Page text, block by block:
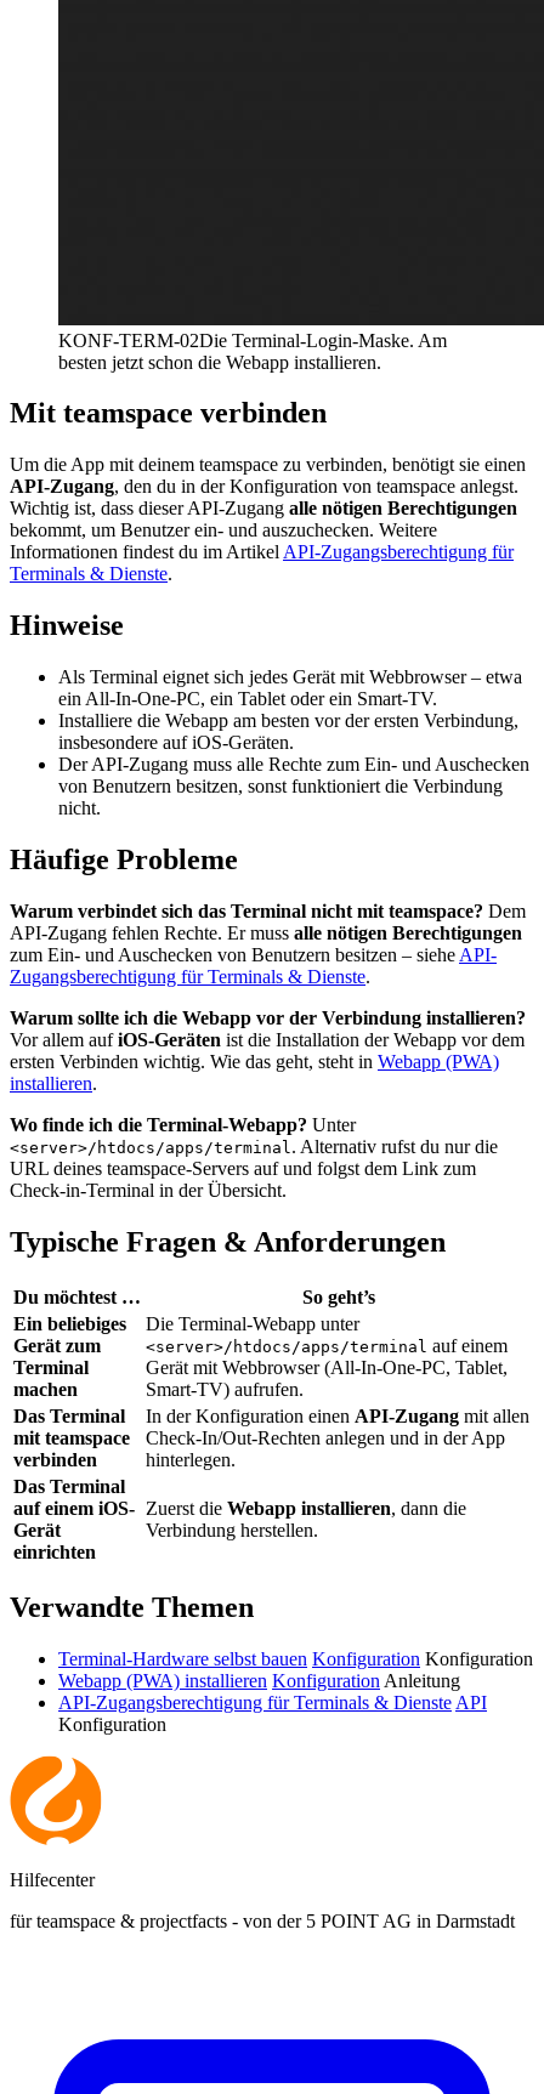
KONF-TERM-02Die Terminal-Login-Maske. Am
besten jetzt schon die Webapp installieren.
Mit teamspace verbinden
Um die App mit deinem teamspace zu verbinden, benötigt sie einen
API-Zugang, den du in der Konfiguration von teamspace anlegst.
Wichtig ist, dass dieser API-Zugang alle nötigen Berechtigungen
bekommt, um Benutzer ein- und auszuchecken. Weitere
Informationen findest du im Artikel API-Zugangsberechtigung für
Terminals & Dienste.
Hinweise
Als Terminal eignet sich jedes Gerät mit Webbrowser – etwa
ein All-In-One-PC, ein Tablet oder ein Smart-TV.
Installiere die Webapp am besten vor der ersten Verbindung,
insbesondere auf iOS-Geräten.
Der API-Zugang muss alle Rechte zum Ein- und Auschecken
von Benutzern besitzen, sonst funktioniert die Verbindung
nicht.
Häufige Probleme
Warum verbindet sich das Terminal nicht mit teamspace? Dem
API-Zugang fehlen Rechte. Er muss alle nötigen Berechtigungen
zum Ein- und Auschecken von Benutzern besitzen – siehe API-
Zugangsberechtigung für Terminals & Dienste.
Warum sollte ich die Webapp vor der Verbindung installieren?
Vor allem aufiOS-Geräten ist die Installation der Webapp vor dem
ersten Verbinden wichtig. Wie das geht, steht in Webapp (PWA)
installieren.
Wo finde ich die Terminal-Webapp? Unter
<server>/htdocs/apps/terminal . Alternativ rufst du nur die
URL deines teamspace-Servers auf und folgst dem Link zum
Check-in-Terminal in der Übersicht.
Typische Fragen & Anforderungen
Du möchtest …
So geht’s
Ein beliebiges
Gerät zum
Terminal
machen
Die Terminal-Webapp unter
<server>/htdocs/apps/terminal auf einem
Gerät mit Webbrowser (All-In-One-PC, Tablet,
Smart-TV) aufrufen.
Das Terminal
mit teamspace
verbinden
In der Konfiguration einen API-Zugang mit allen
Check-In/Out-Rechten anlegen und in der App
hinterlegen.
Das Terminal
auf einem iOS-
Gerät
einrichten
Zuerst die Webapp installieren, dann die
Verbindung herstellen.
Verwandte Themen
Terminal-Hardware selbst bauen Konfiguration Konfiguration
Webapp (PWA) installieren Konfiguration Anleitung
API-Zugangsberechtigung für Terminals & Dienste API
Konfiguration
Hilfecenter
für teamspace & projectfacts - von der 5 POINT AG in Darmstadt